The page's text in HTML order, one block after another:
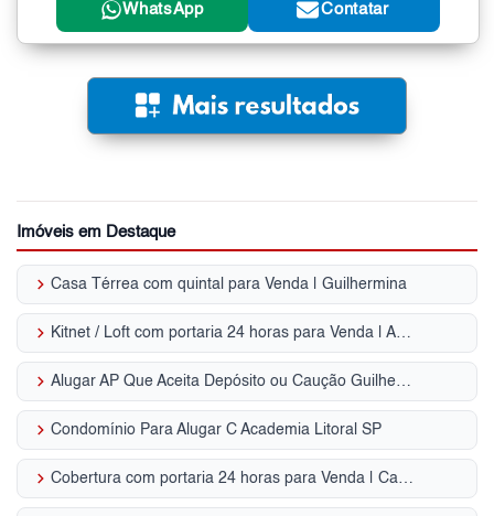
WhatsApp Contatar
Imóveis em Destaque
keyboard_arrow_right Casa Térrea com quintal para Venda | Guilhermina
keyboard_arrow_right Kitnet / Loft com portaria 24 horas para Venda | Aviação
keyboard_arrow_right Alugar AP Que Aceita Depósito ou Caução Guilhermina, Praia Grande - SP
keyboard_arrow_right Condomínio Para Alugar C Academia Litoral SP
keyboard_arrow_right Cobertura com portaria 24 horas para Venda | Canto do Forte